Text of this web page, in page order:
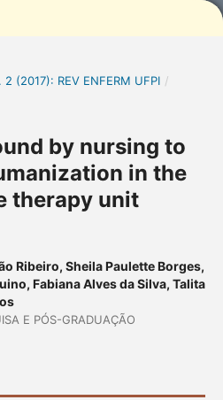
2 (2017): REV ENFERM UFPI /
by nursing to
in the
therapy unit
Ribeiro, Sheila Paulette Borges,
Fabiana Alves da Silva, Talita
E PÓS-GRADUAÇÃO